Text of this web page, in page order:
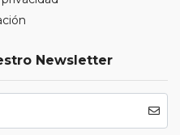
Newsletter